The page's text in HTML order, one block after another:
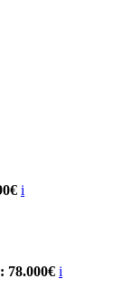
i
78.000€ i